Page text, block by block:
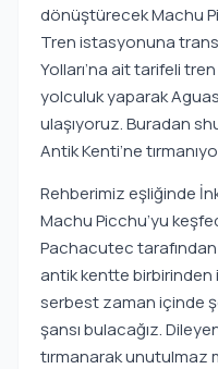
dönüştürecek Machu
Tren istasyonuna
Yolları’na ait tarifeli
yolculuk yaparak
ulaşıyoruz. Buradan
Antik Kenti’ne
Rehberimiz eşliğinde
Machu Picchu’yu
Pachacutec tarafından
antik kentte birbirinden
serbest zaman içinde
şansı bulacağız.
tırmanarak unutulmaz